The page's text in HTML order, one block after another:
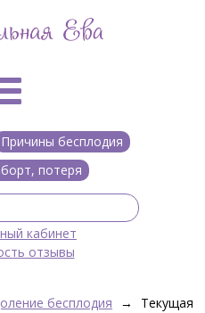
Причины бесплодия
потеря
кабинет
отзывы
бесплодия → Текущая